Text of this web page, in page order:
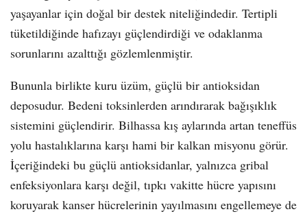
yaşayanlar için doğal bir destek niteliğindedir. Tertipli
tüketildiğinde hafızayı güçlendirdiği ve odaklanma
sorunlarını azalttığı gözlemlenmiştir.
Bununla birlikte kuru üzüm, güçlü bir antioksidan
deposudur. Bedeni toksinlerden arındırarak bağışıklık
sistemini güçlendirir. Bilhassa kış aylarında artan teneffüs
yolu hastalıklarına karşı hami bir kalkan misyonu görür.
İçeriğindeki bu güçlü antioksidanlar, yalnızca gribal
enfeksiyonlara karşı değil, tıpkı vakitte hücre yapısını
koruyarak kanser hücrelerinin yayılmasını engellemeye de